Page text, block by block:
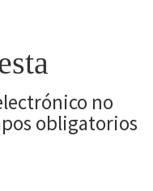
no
obligatorios